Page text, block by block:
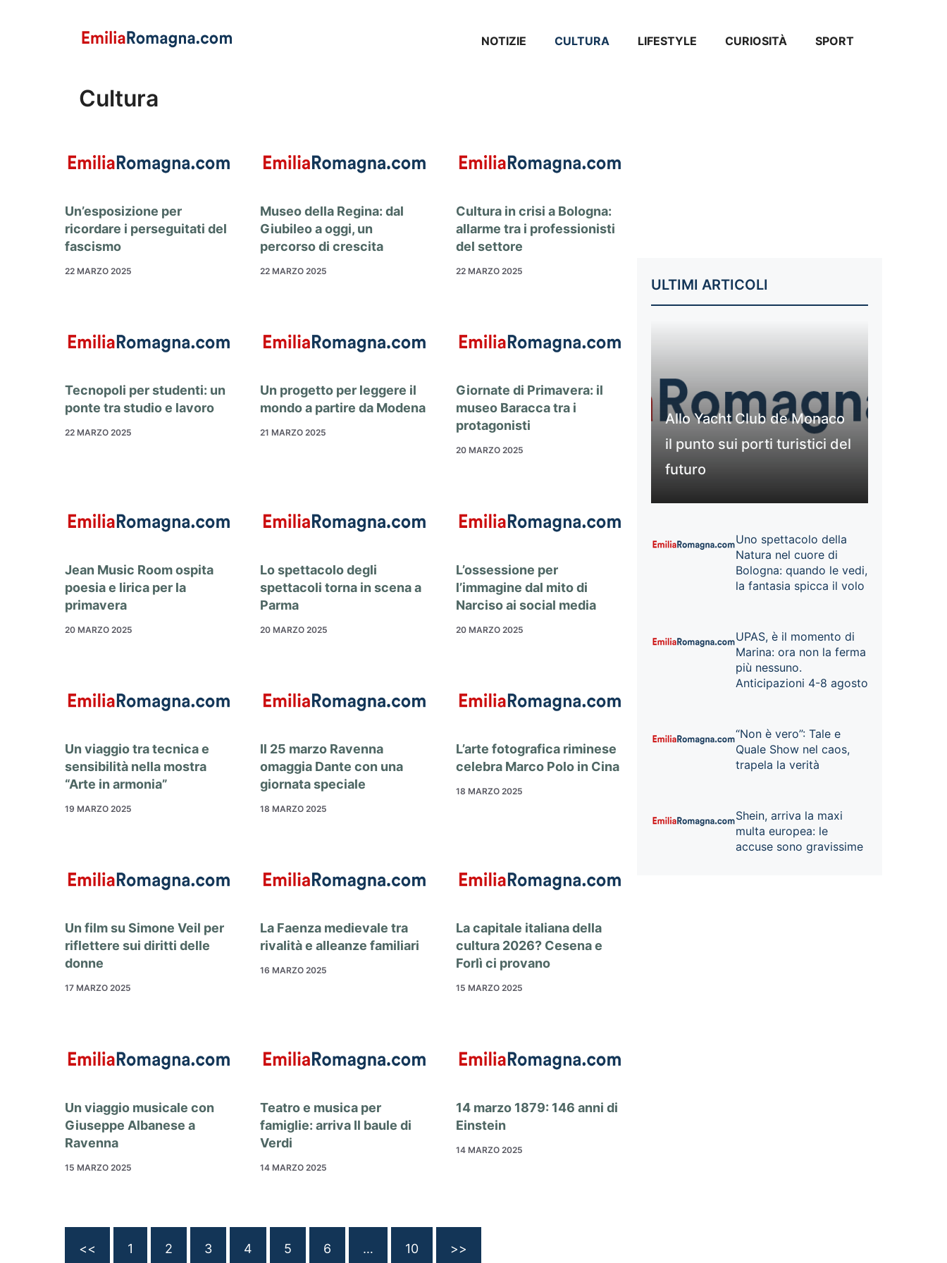
NOTIZIE CULTURA LIFESTYLE CURIOSITÀ SPORT
Cultura
Un’esposizione per
ricordare i perseguitati del
fascismo
22 MARZO 2025
Museo della Regina: dal
Giubileo a oggi, un
percorso di crescita
22 MARZO 2025
Cultura in crisi a Bologna:
allarme tra i professionisti
del settore
22 MARZO 2025
Tecnopoli per studenti: un
ponte tra studio e lavoro
22 MARZO 2025
Un progetto per leggere il
mondo a partire da Modena
21 MARZO 2025
Giornate di Primavera: il
museo Baracca tra i
protagonisti
20 MARZO 2025
Jean Music Room ospita
poesia e lirica per la
primavera
20 MARZO 2025
Lo spettacolo degli
spettacoli torna in scena a
Parma
20 MARZO 2025
L’ossessione per
l’immagine dal mito di
Narciso ai social media
20 MARZO 2025
Un viaggio tra tecnica e
sensibilità nella mostra
“Arte in armonia”
19 MARZO 2025
Il 25 marzo Ravenna
omaggia Dante con una
giornata speciale
18 MARZO 2025
L’arte fotografica riminese
celebra Marco Polo in Cina
18 MARZO 2025
Un film su Simone Veil per
riflettere sui diritti delle
donne
17 MARZO 2025
La Faenza medievale tra
rivalità e alleanze familiari
16 MARZO 2025
La capitale italiana della
cultura 2026? Cesena e
Forlì ci provano
15 MARZO 2025
Un viaggio musicale con
Giuseppe Albanese a
Ravenna
15 MARZO 2025
Teatro e musica per
famiglie: arriva Il baule di
Verdi
14 MARZO 2025
14 marzo 1879: 146 anni di
Einstein
14 MARZO 2025
<< 1 2 3 4 5 6 … 10 >>
ULTIMI ARTICOLI
Allo Yacht Club de Monaco
il punto sui porti turistici del
futuro
Uno spettacolo della
Natura nel cuore di
Bologna: quando le vedi,
la fantasia spicca il volo
UPAS, è il momento di
Marina: ora non la ferma
più nessuno.
Anticipazioni 4-8 agosto
“Non è vero”: Tale e
Quale Show nel caos,
trapela la verità
Shein, arriva la maxi
multa europea: le
accuse sono gravissime